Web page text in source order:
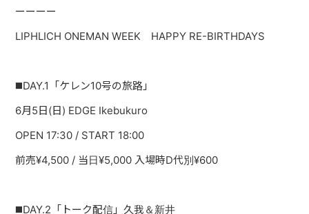
ーーーー
LIPHLICH ONEMAN WEEK HAPPY RE-BIRTHDAYS
◼️DAY.1「ケレン10号の旅路」
6月5日(日) EDGE Ikebukuro
OPEN 17:30 / START 18:00
前売¥4,500 / 当日¥5,000 入場時D代別¥600
◼️DAY.2「トーク配信」久我＆新井